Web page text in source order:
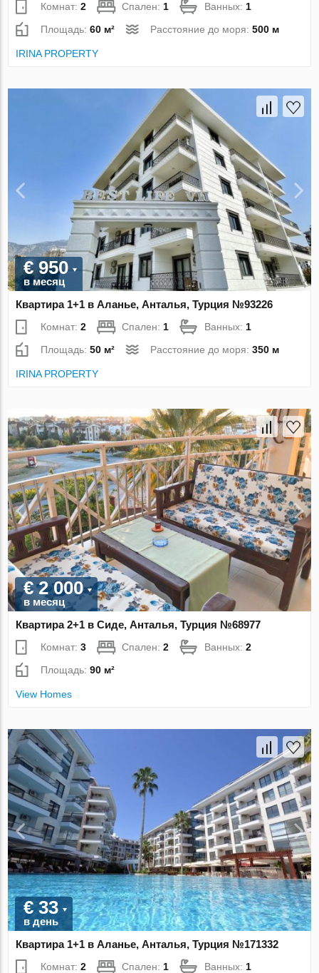
Комнат:2 Спален:1 Ванных:1
Площадь:60 м² Расстояние до моря:500 м
IRINA PROPERTY
€ 950
в месяц
Квартира 1+1 в Аланье, Анталья, Турция №93226
Комнат:2 Спален: 1 Ванных: 1
Площадь:50 м² Расстояние до моря:350 м
IRINA PROPERTY
€ 2 000
в месяц
Квартира 2+1 в Сиде, Анталья, Турция №68977
Комнат:3 Спален:2 Ванных:2
Площадь:90 м²
View Homes
€ 33
в день
Квартира 1+1 в Аланье, Анталья, Турция №171332
Комнат:2 Спален:1 Ванных:1